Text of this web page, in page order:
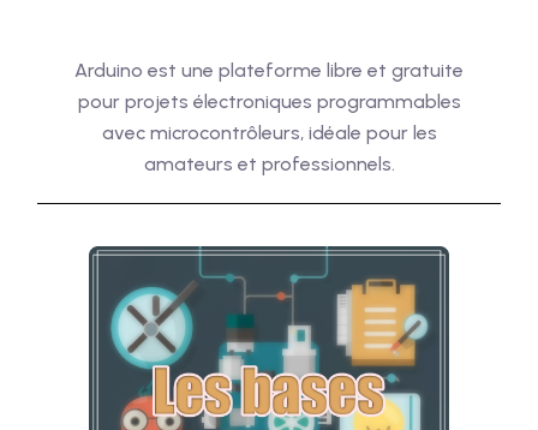
Arduino est une plateforme libre et gratuite
pour projets électroniques programmables
avec microcontrôleurs, idéale pour les
amateurs et professionnels.